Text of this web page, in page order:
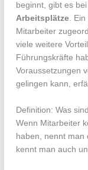
beginnt, gibt es
Arbeitsplätze.
Mitarbeiter
viele weitere
Führungskräfte
Voraussetzungen
gelingen kann,
Definition: Was
Wenn Mitarbeiter
haben, nennt man
kennt man auch